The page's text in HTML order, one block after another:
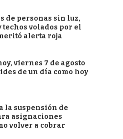
de personas sin luz,
techos volados por el
alerta roja
viernes 7 de agosto
de un día como hoy
la suspensión de
asignaciones
volver a cobrar